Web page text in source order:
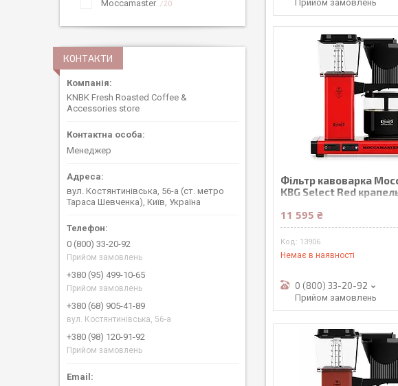
Прийом замовлень
Фільтр кавоварка
KBG Select Red
11 595 ₴
13906
Немає в наявності
0 (800) 33-20-92
Прийом замовлень
Moccamaster 20
КОНТАКТИ
KNBK Fresh Roasted Coffee &
Accessories store
Менеджер
вул. Костянтинівська, 56-а (ст. метро
Тараса Шевченка), Київ, Україна
0 (800) 33-20-92
Прийом замовлень
+380 (95) 499-10-65
Прийом замовлень
+380 (68) 905-41-89
вул. Костянтинівська, 56-а
+380 (98) 120-91-92
Прийом замовлень